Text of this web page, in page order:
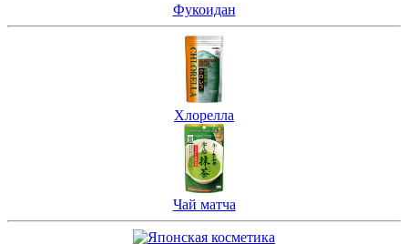
Фукоидан
Хлорелла
Чай матча